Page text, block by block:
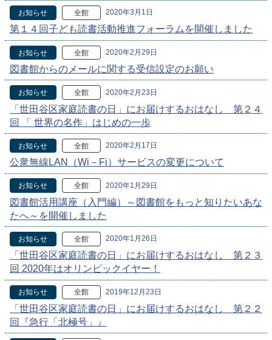
お知らせ 全館 2020年3月1日
第１４回子ども読書活動推進フォーラムを開催しました
お知らせ 全館 2020年2月29日
図書館からのメールに関する受信設定のお願い
お知らせ 全館 2020年2月23日
「世田谷区家庭読書の日」にお届けするおはなし 第２４
回 「 世界の名作」はじめの一歩
お知らせ 全館 2020年2月17日
公衆無線LAN（Wi－Fi）サービスの変更について
お知らせ 全館 2020年1月29日
図書館活用講座（入門編）～図書館をもっと知りたいあな
たへ～を開催しました
お知らせ 全館 2020年1月26日
「世田谷区家庭読書の日」にお届けするおはなし 第２３
回 2020年はオリンピックイヤー！
お知らせ 全館 2019年12月23日
「世田谷区家庭読書の日」にお届けするおはなし 第２２
回『急行「北極号」』